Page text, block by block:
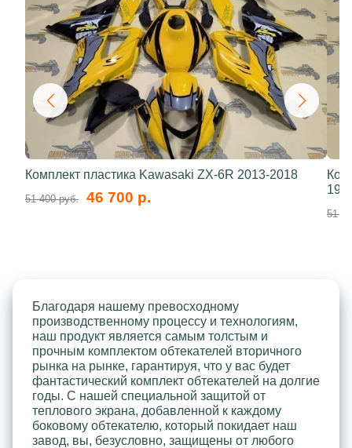
Комплект пластика Kawasaki ZX-6R 2013-2018
51 400 руб. 46 700 р.
51
Благодаря нашему превосходному
производственному процессу и технологиям,
наш продукт является самым толстым и
прочным комплектом обтекателей вторичного
рынка на рынке, гарантируя, что у вас будет
фантастический комплект обтекателей на долгие
годы. С нашей специальной защитой от
теплового экрана, добавленной к каждому
боковому обтекателю, который покидает наш
завод, вы, безусловно, защищены от любого